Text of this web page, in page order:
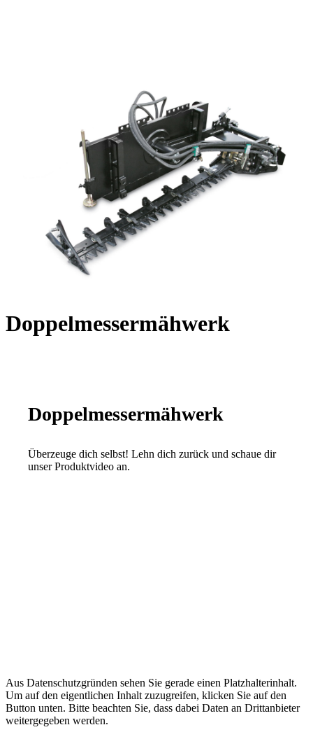
Doppelmessermähwerk
Aus Datenschutzgründen sehen Sie gerade einen Platzhalterinhalt.
Um auf den eigentlichen Inhalt zuzugreifen, klicken Sie auf den
Button unten. Bitte beachten Sie, dass dabei Daten an Drittanbieter
weitergegeben werden.
Doppelmessermähwerk
Überzeuge dich selbst! Lehn dich zurück und schaue dir
unser Produktvideo an.